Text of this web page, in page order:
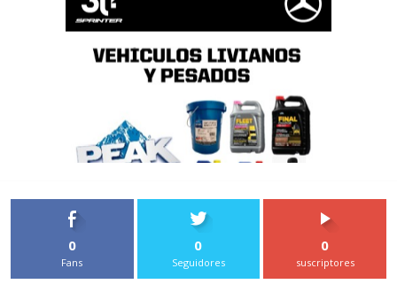
0
Fans
0
Seguidores
0
suscriptores